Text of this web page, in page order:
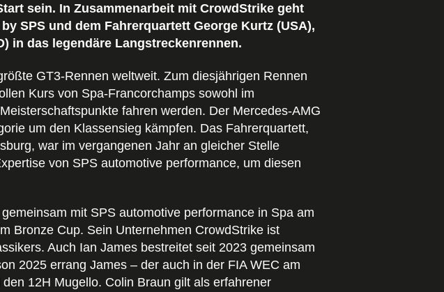
sein. In Zusammenarbeit mit CrowdStrike geht
SPS und dem Fahrerquartett George Kurtz (USA),
in das legendäre Langstreckenrennen.
GT3-Rennen weltweit. Zum diesjährigen Rennen
Kurs von Spa-Francorchamps sowohl im
fahren werden. Der Mercedes-AMG
um den Klassensieg kämpfen. Das Fahrerquartett,
war im vergangenen Jahr an gleicher Stelle
von SPS automotive performance, um diesen
mit SPS automotive performance in Spa am
Bronze Cup. Sein Unternehmen CrowdStrike ist
Auch Ian James bestreitet seit 2023 gemeinsam
2025 errang James – der auch in der FIA WEC am
12H Mugello. Colin Braun gilt als erfahrener